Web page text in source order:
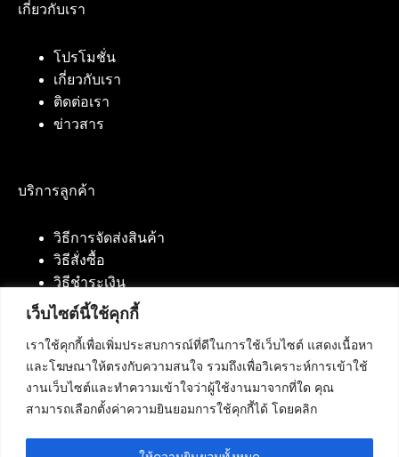
เว็บไซต์นี้ใช้คุกกี้
เราใช้คุกกี้เพื่อเพิ่มประสบการณ์ที่ดีในการใช้เว็บไซต์ แสดงเนื้อหา
และโฆษณาให้ตรงกับความสนใจ รวมถึงเพื่อวิเคราะห์การเข้าใช้
งานเว็บไซต์และทำความเข้าใจว่าผู้ใช้งานมาจากที่ใด คุณ
สามารถเลือกตั้งค่าความยินยอมการใช้คุกกี้ได้ โดยคลิก
เกี่ยวกับเรา
โปรโมชั่น
เกี่ยวกับเรา
ติดต่อเรา
ข่าวสาร
บริการลูกค้า
วิธีการจัดส่งสินค้า
วิธีสั่งซื้อ
วิธีชำระเงิน
ติดต่อเรา
บริษัท เน็ทฟิวชั่น คอมมิวนิเคชั่น จำกัด 420/94 ถนน
นัมเบอร์วัน-ราม 2 แขวงดอกไม้, เขตประเวศ
กรุงเทพมหานคร 10250